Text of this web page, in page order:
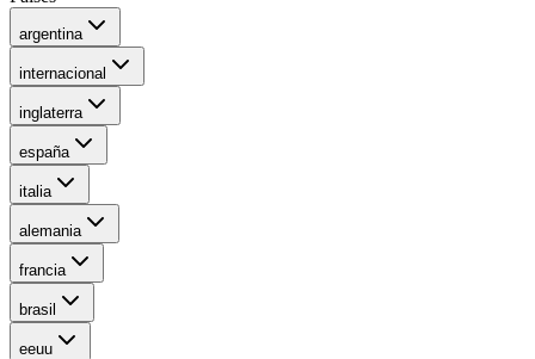
argentina
internacional
inglaterra
españa
italia
alemania
francia
brasil
eeuu